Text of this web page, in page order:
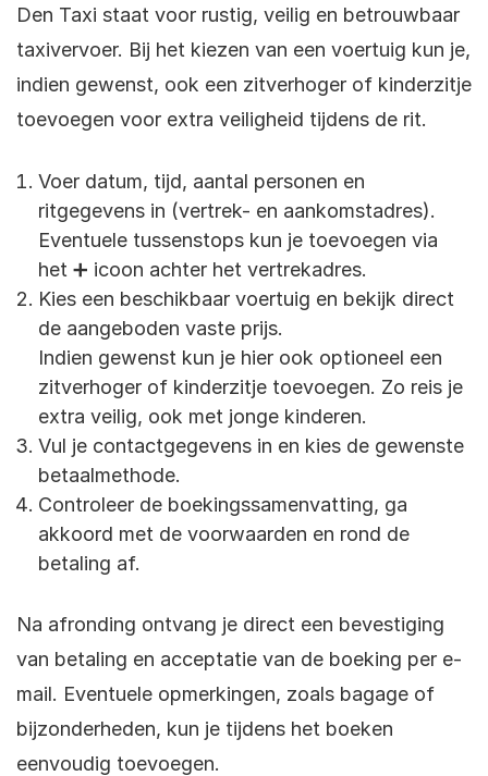
Den Taxi staat voor rustig, veilig en betrouwbaar
taxivervoer. Bij het kiezen van een voertuig kun je,
indien gewenst, ook een zitverhoger of kinderzitje
toevoegen voor extra veiligheid tijdens de rit.
Voer datum, tijd, aantal personen en
ritgegevens in (vertrek- en aankomstadres).
Eventuele tussenstops kun je toevoegen via
het ➕ icoon achter het vertrekadres.
Kies een beschikbaar voertuig en bekijk direct
de aangeboden vaste prijs.
Indien gewenst kun je hier ook optioneel een
zitverhoger of kinderzitje toevoegen. Zo reis je
extra veilig, ook met jonge kinderen.
Vul je contactgegevens in en kies de gewenste
betaalmethode.
Controleer de boekingssamenvatting, ga
akkoord met de voorwaarden en rond de
betaling af.
Na afronding ontvang je direct een bevestiging
van betaling en acceptatie van de boeking per e-
mail. Eventuele opmerkingen, zoals bagage of
bijzonderheden, kun je tijdens het boeken
eenvoudig toevoegen.